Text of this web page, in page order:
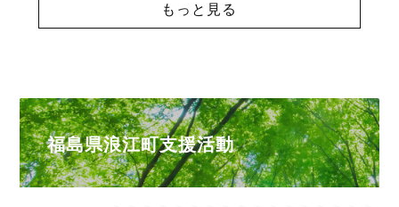
もっと見る
福島県浪江町支援活動